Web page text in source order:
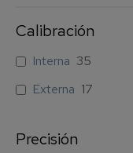
Calibración
Interna 35
Externa 17
Precisión